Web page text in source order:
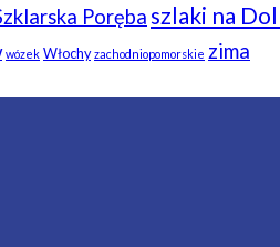
Porębaszlaki na
wózek Włochy zachodniopomorskie zima